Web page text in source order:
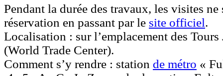
Pendant la durée des travaux, les visites
réservation en passant par le site officiel.
Localisation : sur l’emplacement des
(World Trade Center).
Comment s’y rendre : station de métro «